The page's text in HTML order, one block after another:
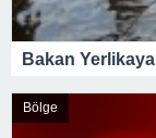
Bakan Yerlikaya;
Bölge